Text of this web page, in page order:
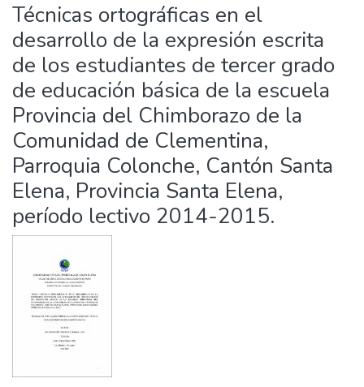
Técnicas ortográficas en el
desarrollo de la expresión escrita
de los estudiantes de tercer grado
de educación básica de la escuela
Provincia del Chimborazo de la
Comunidad de Clementina,
Parroquia Colonche, Cantón Santa
Elena, Provincia Santa Elena,
período lectivo 2014-2015.